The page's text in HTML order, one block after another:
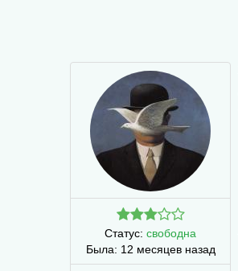
Статус: свободна
Была: 12 месяцев назад